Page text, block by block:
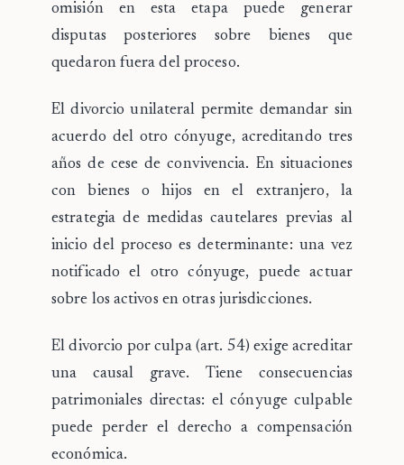
omisión en esta etapa puede generar
disputas posteriores sobre bienes que
quedaron fuera del proceso.
Eldivorcio unilateral permite demandar sin
acuerdo del otro cónyuge, acreditando tres
años de cese de convivencia. En situaciones
con bienes o hijos en el extranjero, la
estrategia de medidas cautelares previas al
inicio del proceso es determinante: una vez
notificado el otro cónyuge, puede actuar
sobre los activos en otras jurisdicciones.
Eldivorcio por culpa(art. 54) exige acreditar
una causal grave. Tiene consecuencias
patrimoniales directas: el cónyuge culpable
puede perder el derecho a compensación
económica.